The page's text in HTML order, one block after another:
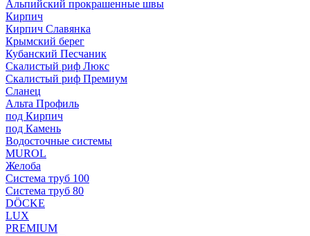
Альпийский прокрашенные швы
Кирпич
Кирпич Славянка
Крымский берег
Кубанский Песчаник
Скалистый риф Люкс
Скалистый риф Премиум
Сланец
Альта Профиль
под Кирпич
под Камень
Водосточные системы
MUROL
Желоба
Система труб 100
Система труб 80
DÖCKE
LUX
PREMIUM